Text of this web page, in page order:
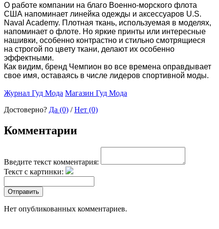
О работе компании на благо Военно-морского флота
США напоминает линейка одежды и аксессуаров U.S.
Naval Academy. Плотная ткань, используемая в моделях,
напоминает о флоте. Но яркие принты или интересные
нашивки, особенно контрастно и стильно смотрящиеся
на строгой по цвету ткани, делают их особенно
эффектными.
Как видим, бренд Чемпион во все времена оправдывает
свое имя, оставаясь в числе лидеров спортивной моды.
Журнал Гуд Мода Магазин Гуд Мода
Достоверно? Да (0) /Нет (0)
Комментарии
Введите текст комментария:
Текст с картинки:
Отправить
Нет опубликованных комментариев.